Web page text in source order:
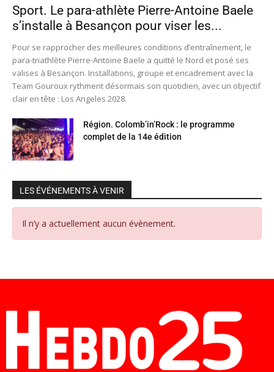
Sport. Le para-athlète Pierre-Antoine Baele
s’installe à Besançon pour viser les...
Pour se rapprocher des meilleures conditions d’entraînement, le
para-triathlète Pierre-Antoine Baele a quitté le Nord et posé ses
valises à Besançon. Installations, groupe et encadrement avec la
Team Gouroux rythment désormais son quotidien, avec un objectif
clair en tête : Los Angeles 2028.
Région. Colomb’in’Rock : le programme
complet de la 14e édition
LES ÉVÉNEMENTS À VENIR
Il n’y a actuellement aucun évènement.